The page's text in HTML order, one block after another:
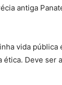
antiga
vida pública
Deve ser